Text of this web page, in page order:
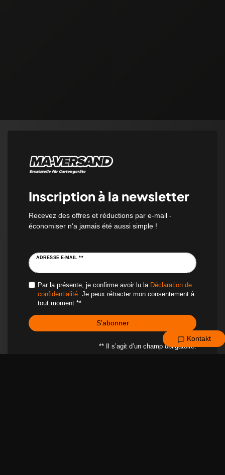
Kontakt
Inscription à la newsletter
Recevez des offres et réductions par e-mail -
économiser n'a jamais été aussi simple !
ADRESSE E-MAIL **
Par la présente, je confirme avoir lu la Déclaration de
confidentialité. Je peux rétracter mon consentement à
tout moment.**
S’abonner
** Il s’agit d’un champ obligatoire.